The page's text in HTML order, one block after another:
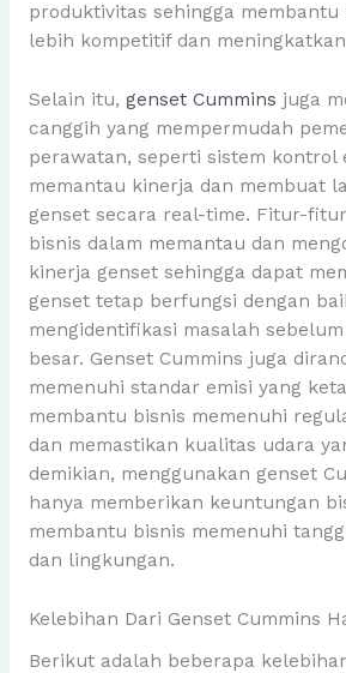
produktivitas sehingga
lebih kompetitif dan
Selain itu, genset Cummins juga
canggih yang mempermudah
perawatan, seperti sistem kontrol
memantau kinerja dan membuat
genset secara real-time. Fitur-
bisnis dalam memantau dan
kinerja genset sehingga dapat
genset tetap berfungsi dengan
mengidentifikasi masalah
besar. Genset Cummins juga
memenuhi standar emisi yang
membantu bisnis memenuhi
dan memastikan kualitas udara
demikian, menggunakan genset
hanya memberikan keuntungan
membantu bisnis memenuhi
dan lingkungan.
Kelebihan Dari Genset Cummins
Berikut adalah beberapa